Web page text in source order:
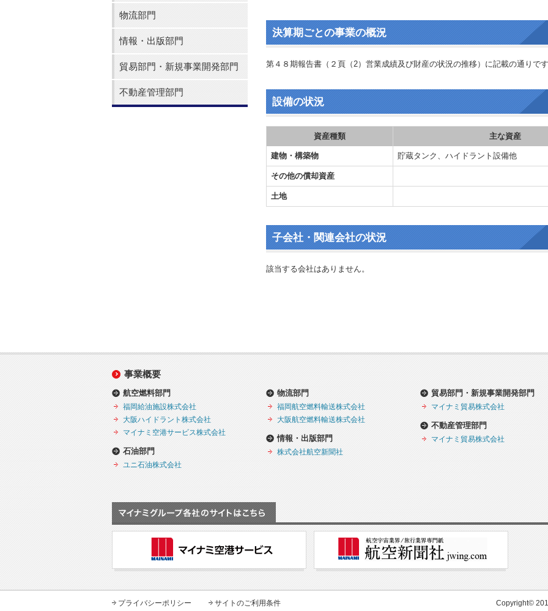
物流部門
情報・出版部門
貿易部門・新規事業開発部門
不動産管理部門
決算期ごとの事業の概況
第４８期報告書（２頁（2）営業成績及び財産の状況の推移）に記載の通りです
設備の状況
資産種類 主な資産
建物・構築物 貯蔵タンク、ハイドラント設備他
その他の償却資産
土地
子会社・関連会社の状況
該当する会社はありません。
事業概要
航空燃料部門
福岡給油施設株式会社
大阪ハイドラント株式会社
マイナミ空港サービス株式会社
石油部門
ユニ石油株式会社
物流部門
福岡航空燃料輸送株式会社
大阪航空燃料輸送株式会社
情報・出版部門
株式会社航空新聞社
貿易部門・新規事業開発部門
マイナミ貿易株式会社
不動産管理部門
マイナミ貿易株式会社
プライバシーポリシー サイトのご利用条件 Copyright©